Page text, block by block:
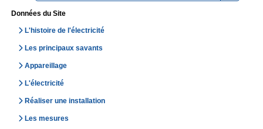
Données du Site
L'histoire de l'électricité
Les principaux savants
Appareillage
L'électricité
Réaliser une installation
Les mesures